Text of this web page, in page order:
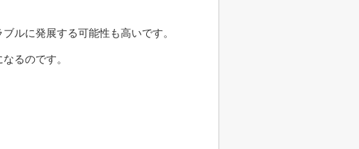
ルに発展する可能性も高いです。
るのです。